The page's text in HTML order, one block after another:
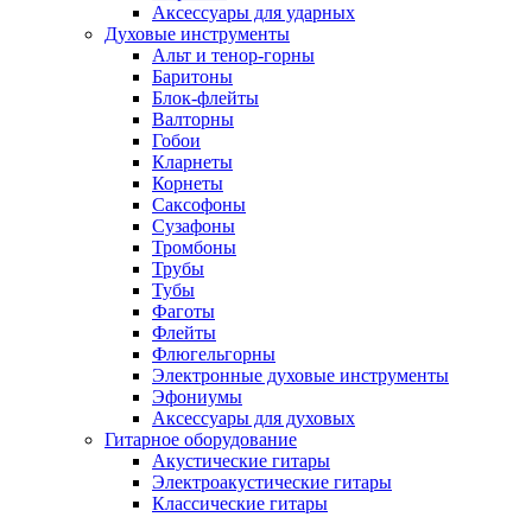
Аксессуары для ударных
Духовые инструменты
Альт и тенор-горны
Баритоны
Блок-флейты
Валторны
Гобои
Кларнеты
Корнеты
Саксофоны
Сузафоны
Тромбоны
Трубы
Тубы
Фаготы
Флейты
Флюгельгорны
Электронные духовые инструменты
Эфониумы
Аксессуары для духовых
Гитарное оборудование
Акустические гитары
Электроакустические гитары
Классические гитары